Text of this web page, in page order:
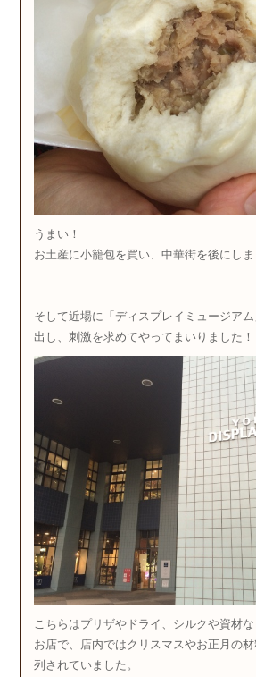
うまい！
お土産に小籠包を買い、中華街を後にしま
そして近場に「ディスプレイミュージア
出し、刺激を求めてやってまいりました！
こちらはプリザやドライ、シルクや資材
お店で、店内ではクリスマスやお正月の
列されていました。